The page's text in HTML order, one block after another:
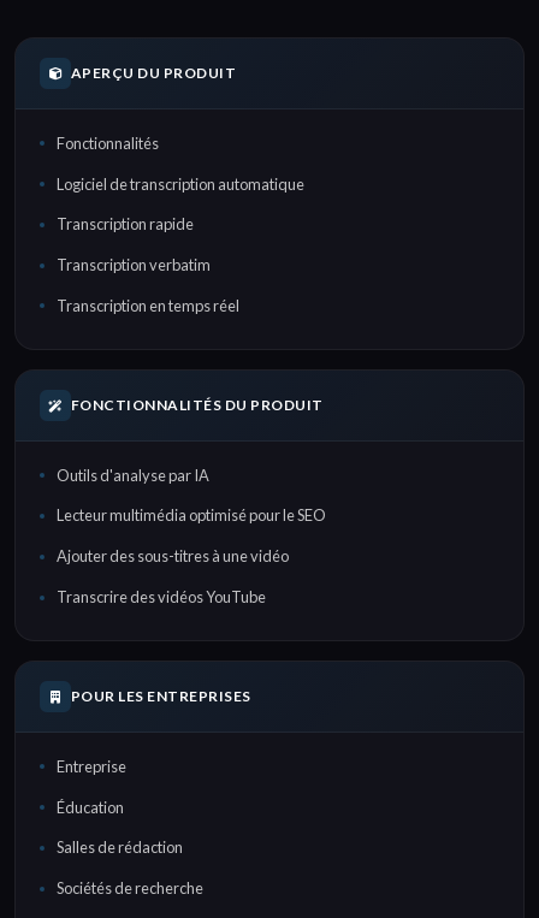
APERÇU DU PRODUIT
Fonctionnalités
Logiciel de transcription automatique
Transcription rapide
Transcription verbatim
Transcription en temps réel
FONCTIONNALITÉS DU PRODUIT
Outils d'analyse par IA
Lecteur multimédia optimisé pour le SEO
Ajouter des sous-titres à une vidéo
Transcrire des vidéos YouTube
POUR LES ENTREPRISES
Entreprise
Éducation
Salles de rédaction
Sociétés de recherche